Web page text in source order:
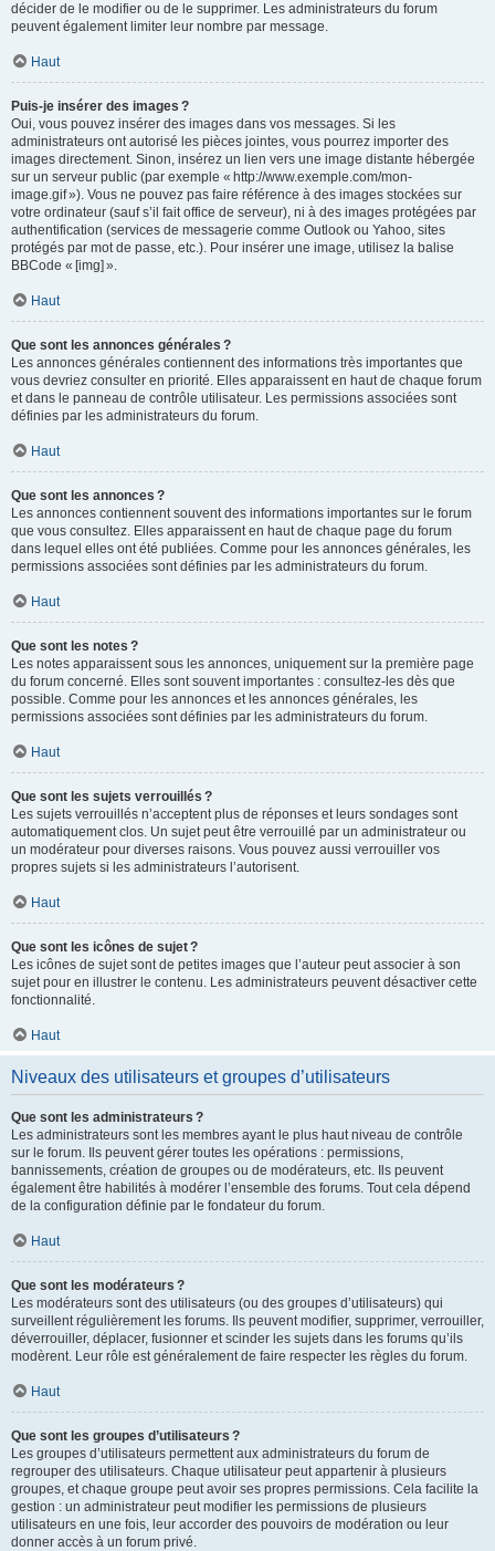
décider de le modifier ou de le supprimer. Les administrateurs du forum
peuvent également limiter leur nombre par message.
Haut
Puis-je insérer des images ?
Oui, vous pouvez insérer des images dans vos messages. Si les
administrateurs ont autorisé les pièces jointes, vous pourrez importer des
images directement. Sinon, insérez un lien vers une image distante hébergée
sur un serveur public (par exemple « http://www.exemple.com/mon-
image.gif »). Vous ne pouvez pas faire référence à des images stockées sur
votre ordinateur (sauf s’il fait office de serveur), ni à des images protégées par
authentification (services de messagerie comme Outlook ou Yahoo, sites
protégés par mot de passe, etc.). Pour insérer une image, utilisez la balise
BBCode « [img] ».
Haut
Que sont les annonces générales ?
Les annonces générales contiennent des informations très importantes que
vous devriez consulter en priorité. Elles apparaissent en haut de chaque forum
et dans le panneau de contrôle utilisateur. Les permissions associées sont
définies par les administrateurs du forum.
Haut
Que sont les annonces ?
Les annonces contiennent souvent des informations importantes sur le forum
que vous consultez. Elles apparaissent en haut de chaque page du forum
dans lequel elles ont été publiées. Comme pour les annonces générales, les
permissions associées sont définies par les administrateurs du forum.
Haut
Que sont les notes ?
Les notes apparaissent sous les annonces, uniquement sur la première page
du forum concerné. Elles sont souvent importantes : consultez-les dès que
possible. Comme pour les annonces et les annonces générales, les
permissions associées sont définies par les administrateurs du forum.
Haut
Que sont les sujets verrouillés ?
Les sujets verrouillés n’acceptent plus de réponses et leurs sondages sont
automatiquement clos. Un sujet peut être verrouillé par un administrateur ou
un modérateur pour diverses raisons. Vous pouvez aussi verrouiller vos
propres sujets si les administrateurs l’autorisent.
Haut
Que sont les icônes de sujet ?
Les icônes de sujet sont de petites images que l’auteur peut associer à son
sujet pour en illustrer le contenu. Les administrateurs peuvent désactiver cette
fonctionnalité.
Haut
Niveaux des utilisateurs et groupes d’utilisateurs
Que sont les administrateurs ?
Les administrateurs sont les membres ayant le plus haut niveau de contrôle
sur le forum. Ils peuvent gérer toutes les opérations : permissions,
bannissements, création de groupes ou de modérateurs, etc. Ils peuvent
également être habilités à modérer l’ensemble des forums. Tout cela dépend
de la configuration définie par le fondateur du forum.
Haut
Que sont les modérateurs ?
Les modérateurs sont des utilisateurs (ou des groupes d’utilisateurs) qui
surveillent régulièrement les forums. Ils peuvent modifier, supprimer, verrouiller,
déverrouiller, déplacer, fusionner et scinder les sujets dans les forums qu’ils
modèrent. Leur rôle est généralement de faire respecter les règles du forum.
Haut
Que sont les groupes d’utilisateurs ?
Les groupes d’utilisateurs permettent aux administrateurs du forum de
regrouper des utilisateurs. Chaque utilisateur peut appartenir à plusieurs
groupes, et chaque groupe peut avoir ses propres permissions. Cela facilite la
gestion : un administrateur peut modifier les permissions de plusieurs
utilisateurs en une fois, leur accorder des pouvoirs de modération ou leur
donner accès à un forum privé.